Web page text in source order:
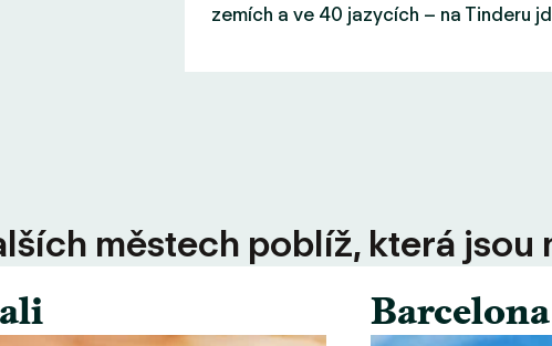
zemích a ve 40 jazycích – na Tinderu
městech poblíž, která jsou
Barcelona